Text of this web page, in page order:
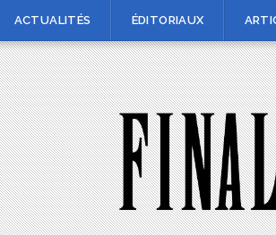
ACTUALITÉS ÉDITORIAUX